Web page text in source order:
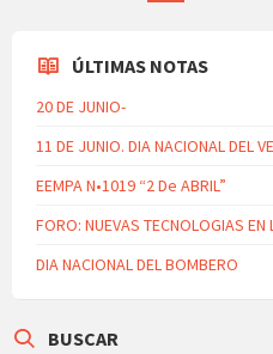
ÚLTIMAS NOTAS
20 DE JUNIO-
11 DE JUNIO. DIA NACIONAL DEL
EEMPA N•1019 “2 De ABRIL”
FORO: NUEVAS TECNOLOGIAS EN
DIA NACIONAL DEL BOMBERO
BUSCAR